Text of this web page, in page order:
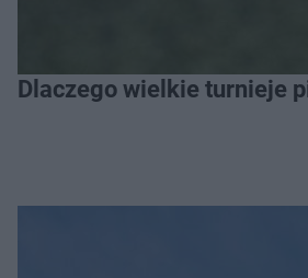
Dlaczego wielkie turnieje